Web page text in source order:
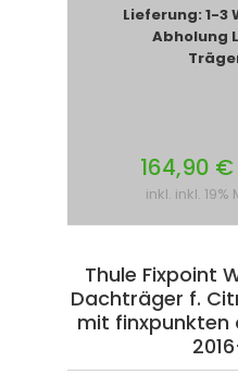
Lieferung: 1-3
Abholung
164,90 €
inkl. inkl. 19%
Thule Fixpoint
Dachträger f.
mit finxpunkten